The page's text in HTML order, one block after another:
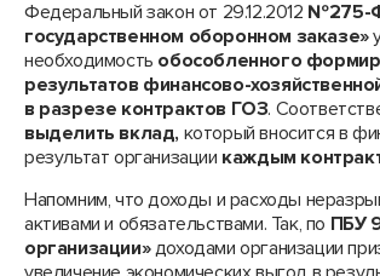
Федеральный закон от 29.12.2012 №275-
государственном оборонном заказе»
необходимость обособленного
результатов финансово-
в разрезе контрактов ГОЗ.
выделить вклад, который вносится в
результат организации каждым
Напомним, что доходы и расходы
активами и обязательствами. Так, по ПБУ
организации»доходами организации